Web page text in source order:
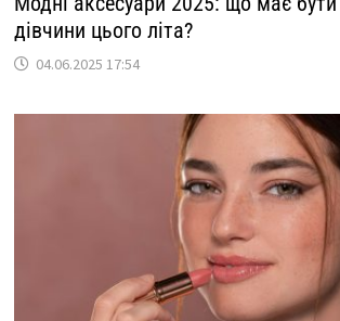
дівчини цього літа?
04.06.2025 17:54